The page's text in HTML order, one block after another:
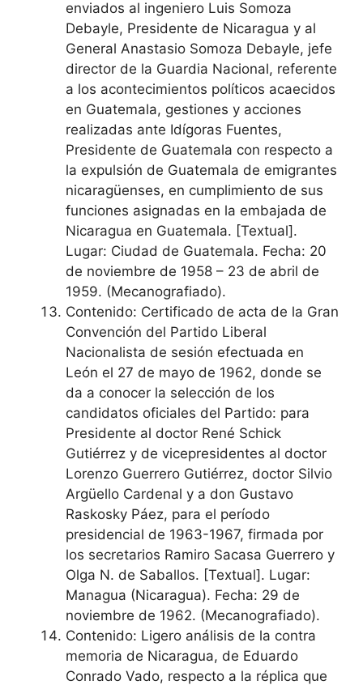
enviados al ingeniero Luis Somoza
Debayle, Presidente de Nicaragua y al
General Anastasio Somoza Debayle, jefe
director de la Guardia Nacional, referente
a los acontecimientos políticos acaecidos
en Guatemala, gestiones y acciones
realizadas ante Idígoras Fuentes,
Presidente de Guatemala con respecto a
la expulsión de Guatemala de emigrantes
nicaragüenses, en cumplimiento de sus
funciones asignadas en la embajada de
Nicaragua en Guatemala. [Textual].
Lugar: Ciudad de Guatemala. Fecha: 20
de noviembre de 1958 – 23 de abril de
1959. (Mecanografiado).
Contenido: Certificado de acta de la Gran
Convención del Partido Liberal
Nacionalista de sesión efectuada en
León el 27 de mayo de 1962, donde se
da a conocer la selección de los
candidatos oficiales del Partido: para
Presidente al doctor René Schick
Gutiérrez y de vicepresidentes al doctor
Lorenzo Guerrero Gutiérrez, doctor Silvio
Argüello Cardenal y a don Gustavo
Raskosky Páez, para el período
presidencial de 1963-1967, firmada por
los secretarios Ramiro Sacasa Guerrero y
Olga N. de Saballos. [Textual]. Lugar:
Managua (Nicaragua). Fecha: 29 de
noviembre de 1962. (Mecanografiado).
Contenido: Ligero análisis de la contra
memoria de Nicaragua, de Eduardo
Conrado Vado, respecto a la réplica que